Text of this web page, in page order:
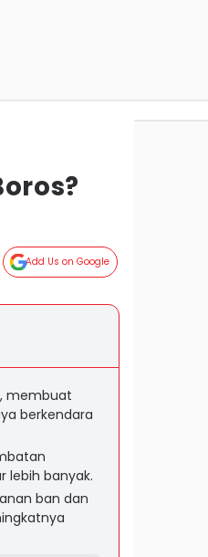
Add Us on Google
membuat
berkendara
lebih banyak.
ban dan